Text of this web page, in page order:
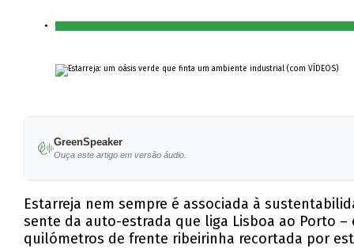
GreenSpeaker
Ouça este artigo em versão áudio.
Estarreja nem sempre é associada à
sente da auto-estrada que liga Lisboa ao Porto
quilómetros de frente ribeirinha recortada por